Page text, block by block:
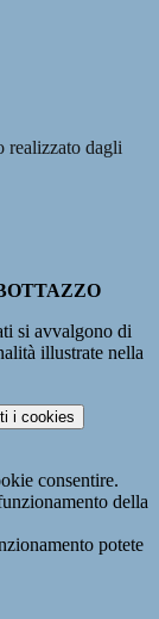
realizzato dagli
si avvalgono di
illustrate nella
i cookies
consentire.
della
potete